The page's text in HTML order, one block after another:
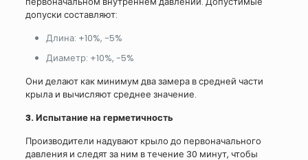
допуски составляют:
Длина: +10%, -5%
Диаметр: +10%, -5%
Они делают как минимум два замера в средней части
крыла и вычисляют среднее значение.
3. Испытание на герметичность
Производители надувают крыло до первоначального
давления и следят за ним в течение 30 минут, чтобы